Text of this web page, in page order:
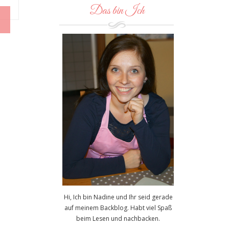
Das bin Ich
Hi, Ich bin Nadine und Ihr seid gerade
auf meinem Backblog. Habt viel Spaß
beim Lesen und nachbacken.